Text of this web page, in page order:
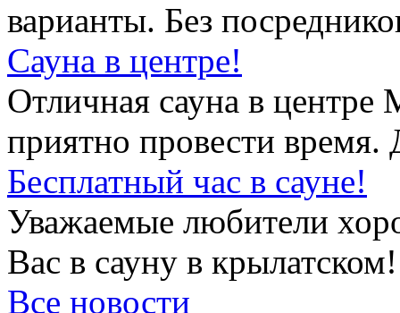
варианты. Без
Сауна в центре!
Отличная сауна в центре
приятно провести
Бесплатный час в сауне!
Уважаемые любители
Вас в сауну в
Все новости